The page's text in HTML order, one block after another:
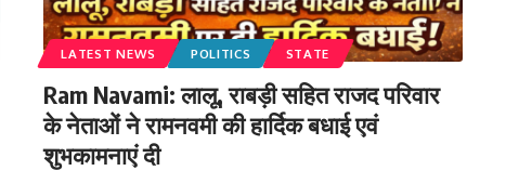
LATEST NEWS POLITICS STATE
Ram Navami: लालू, राबड़ी सहित राजद परिवार
के नेताओं ने रामनवमी की हार्दिक बधाई एवं
शुभकामनाएं दी